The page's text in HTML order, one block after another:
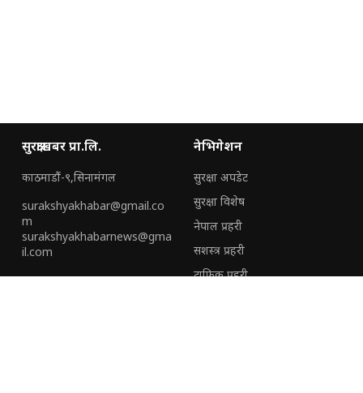
सुरक्षाखबर प्रा.लि.
काठमाडौं-९,सिनामंगल
surakshyakhabar@gmail.co
m
surakshyakhabarnews@gma
il.com
नेभिगेशन
सुरक्षा अपडेट
सुरक्षा विशेष
नेपाल प्रहरी
सशस्त्र प्रहरी
ट्राफिक प्रहरी